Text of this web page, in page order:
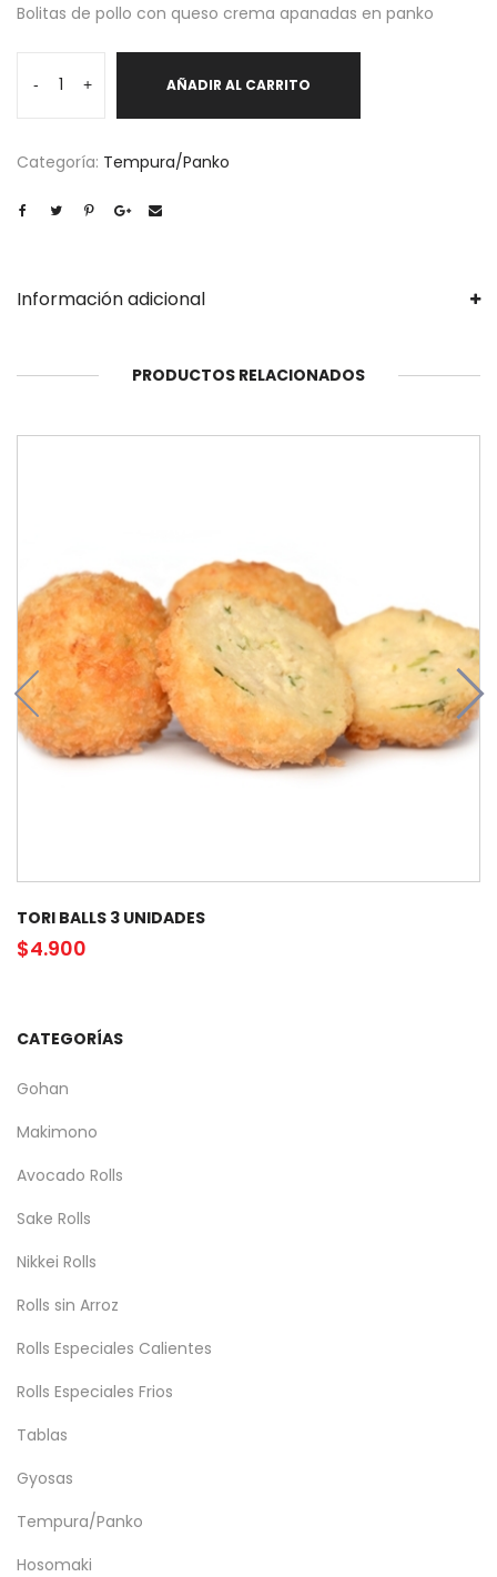
Bolitas de pollo con queso crema apanadas en panko
-
Balls
cantidad
+ AÑADIR AL CARRITO
Categoría: Tempura/Panko
Información adicional
PRODUCTOS RELACIONADOS
TORI BALLS 3 UNIDADES
$4.900
CATEGORÍAS
Gohan
Makimono
Avocado Rolls
Sake Rolls
Nikkei Rolls
Rolls sin Arroz
Rolls Especiales Calientes
Rolls Especiales Frios
Tablas
Gyosas
Tempura/Panko
Hosomaki